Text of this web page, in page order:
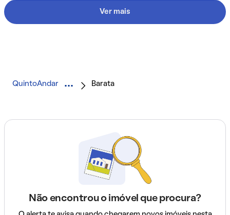
Ver mais
QuintoAndar Barata
Não encontrou o imóvel que procura?